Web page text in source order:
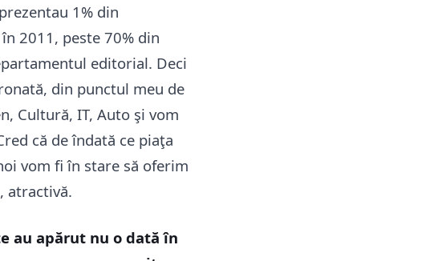
1% din
2011, peste 70% din
editorial. Deci
din punctul meu de
Cultură, IT, Auto şi vom
că de îndată ce piaţa
vom fi în stare să oferim
atractivă.
au apărut nu o dată în